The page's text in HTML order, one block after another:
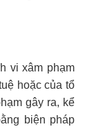
vi xâm phạm
hoặc của tổ
gây ra, kể
biện pháp